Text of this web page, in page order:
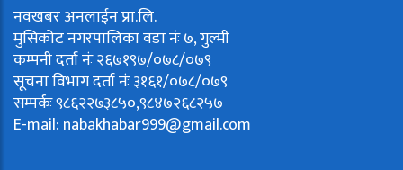
नवखबर अनलाईन प्रा.लि.
मुसिकोट नगरपालिका वडा नंः ७, गुल्मी
कम्पनी दर्ता नंः २६७१९७/०७८/०७९
सूचना विभाग दर्ता नंः ३१६१/०७८/०७९
सम्पर्कः ९८६२२७३८५०,९८४७२६८२५७
E-mail: nabakhabar999@gmail.com